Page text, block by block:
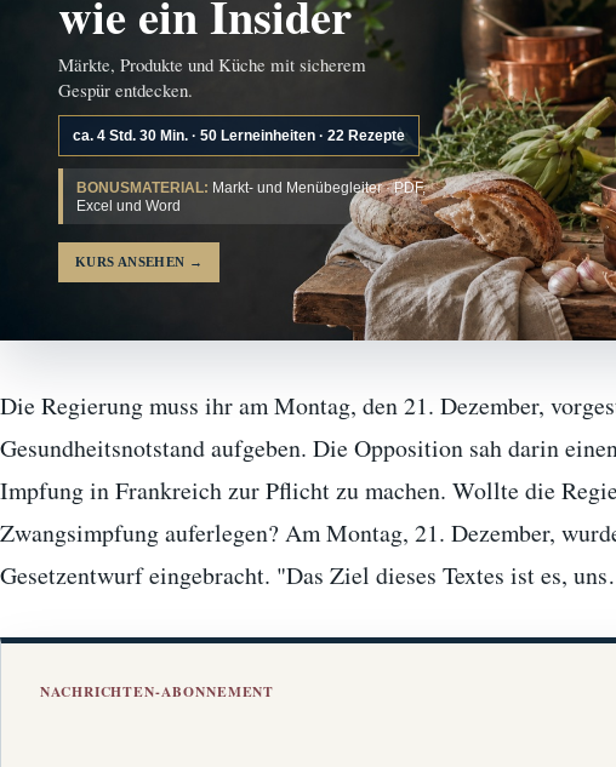
wie ein Insider
Märkte, Produkte und Küche mit sicherem
Gespür entdecken.
ca. 4 Std. 30 Min. · 50 Lerneinheiten · 22 Rezepte
BONUSMATERIAL: Markt- und Menübegleiter · PDF,
Excel und Word
KURS ANSEHEN →
Die Regierung muss ihr am Montag, den 21. Dezember,
Gesundheitsnotstand aufgeben. Die Opposition sah darin
Impfung in Frankreich zur Pflicht zu machen. Wollte die
Zwangsimpfung auferlegen? Am Montag, 21. Dezember,
Gesetzentwurf eingebracht. "Das Ziel dieses Textes ist es,
NACHRICHTEN-ABONNEMENT